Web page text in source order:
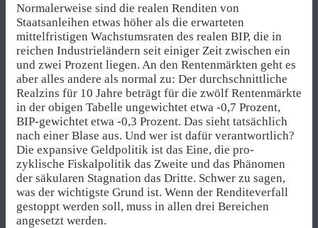
Normalerweise sind die realen Renditen von
Staatsanleihen etwas höher als die erwarteten
mittelfristigen Wachstumsraten des realen BIP, die in
reichen Industrieländern seit einiger Zeit zwischen ein
und zwei Prozent liegen. An den Rentenmärkten geht es
aber alles andere als normal zu: Der durchschnittliche
Realzins für 10 Jahre beträgt für die zwölf Rentenmärkte
in der obigen Tabelle ungewichtet etwa -0,7 Prozent,
BIP-gewichtet etwa -0,3 Prozent. Das sieht tatsächlich
nach einer Blase aus. Und wer ist dafür verantwortlich?
Die expansive Geldpolitik ist das Eine, die pro-
zyklische Fiskalpolitik das Zweite und das Phänomen
der säkularen Stagnation das Dritte. Schwer zu sagen,
was der wichtigste Grund ist. Wenn der Renditeverfall
gestoppt werden soll, muss in allen drei Bereichen
angesetzt werden.